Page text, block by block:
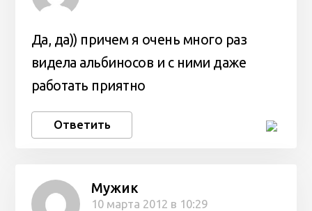
Да, да)) причем я очень много раз
видела альбиносов и с ними даже
работать приятно
Ответить
Мужик
10 марта 2012 в 10:29